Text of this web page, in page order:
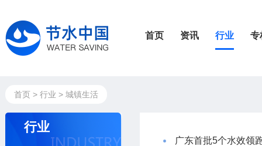
首页 资讯 行业 专
首页> 行业 > 城镇生活
行业
广东首批5个水效领